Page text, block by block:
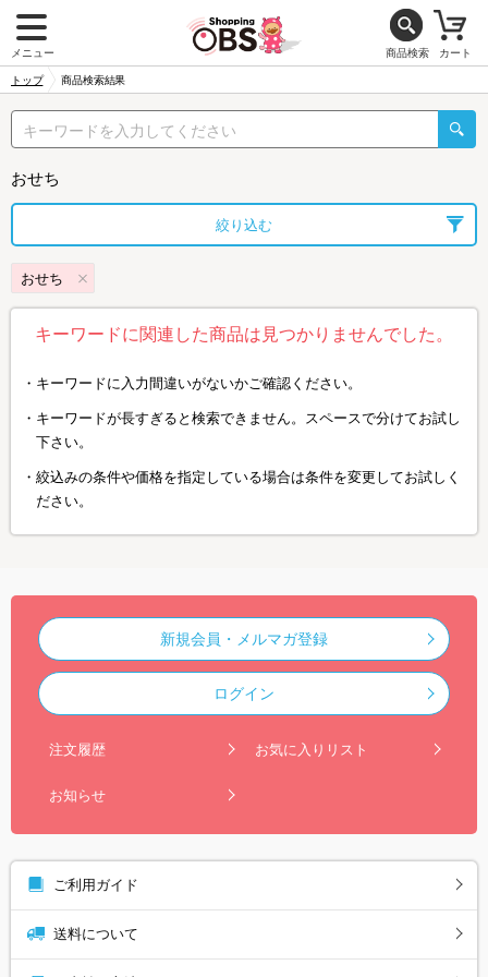
メニュー 商品検索 カート
トップ 商品検索結果
おせち
絞り込む
おせち
キーワードに関連した商品は見つかりませんでした。
キーワードに入力間違いがないかご確認ください。
キーワードが長すぎると検索できません。スペースで分けてお試し
下さい。
絞込みの条件や価格を指定している場合は条件を変更してお試しく
ださい。
新規会員・メルマガ登録
ログイン
注文履歴 お気に入りリスト
お知らせ
ご利用ガイド
送料について